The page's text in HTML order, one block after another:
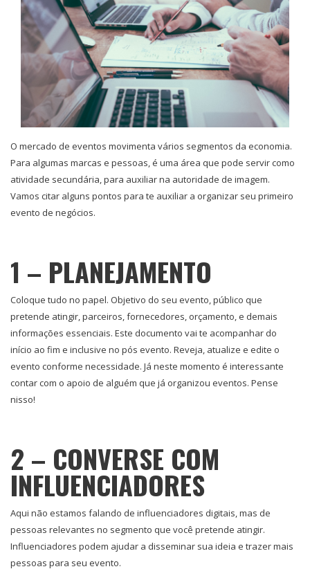
O mercado de eventos movimenta vários segmentos da economia.
Para algumas marcas e pessoas, é uma área que pode servir como
atividade secundária, para auxiliar na autoridade de imagem.
Vamos citar alguns pontos para te auxiliar a organizar seu primeiro
evento de negócios.
1 – PLANEJAMENTO
Coloque tudo no papel. Objetivo do seu evento, público que
pretende atingir, parceiros, fornecedores, orçamento, e demais
informações essenciais. Este documento vai te acompanhar do
início ao fim e inclusive no pós evento. Reveja, atualize e edite o
evento conforme necessidade. Já neste momento é interessante
contar com o apoio de alguém que já organizou eventos. Pense
nisso!
2 – CONVERSE COM
INFLUENCIADORES
Aqui não estamos falando de influenciadores digitais, mas de
pessoas relevantes no segmento que você pretende atingir.
Influenciadores podem ajudar a disseminar sua ideia e trazer mais
pessoas para seu evento.